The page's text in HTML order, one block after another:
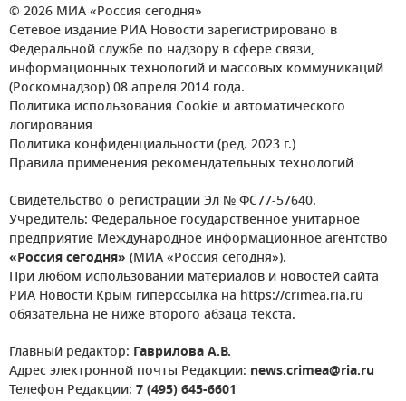
© 2026 МИА «Россия сегодня»
Сетевое издание РИА Новости зарегистрировано в
Федеральной службе по надзору в сфере связи,
информационных технологий и массовых коммуникаций
(Роскомнадзор) 08 апреля 2014 года.
Политика использования Cookie и автоматического
логирования
Политика конфиденциальности (ред. 2023 г.)
Правила применения рекомендательных технологий
Свидетельство о регистрации Эл № ФС77-57640.
Учредитель: Федеральное государственное унитарное
предприятие Международное информационное агентство
«Россия сегодня» (МИА «Россия сегодня»).
При любом использовании материалов и новостей сайта
РИА Новости Крым гиперссылка на https://crimea.ria.ru
обязательна не ниже второго абзаца текста.
Главный редактор: Гаврилова А.В.
Адрес электронной почты Редакции: news.crimea@ria.ru
Телефон Редакции: 7 (495) 645-6601